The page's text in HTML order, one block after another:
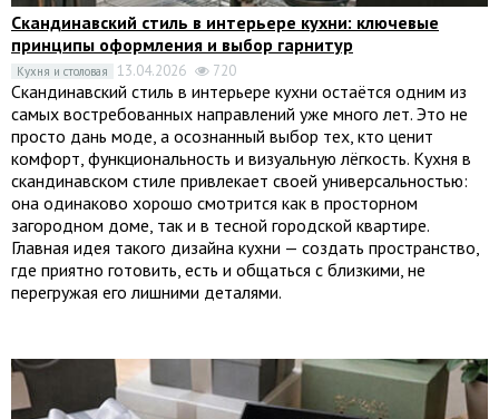
Скандинавский стиль в интерьере кухни: ключевые
принципы оформления и выбор гарнитур
Кухня и столовая 13.04.2026 720
Скандинавский стиль в интерьере кухни остаётся одним из
самых востребованных направлений уже много лет. Это не
просто дань моде, а осознанный выбор тех, кто ценит
комфорт, функциональность и визуальную лёгкость. Кухня в
скандинавском стиле привлекает своей универсальностью:
она одинаково хорошо смотрится как в просторном
загородном доме, так и в тесной городской квартире.
Главная идея такого дизайна кухни — создать пространство,
где приятно готовить, есть и общаться с близкими, не
перегружая его лишними деталями.